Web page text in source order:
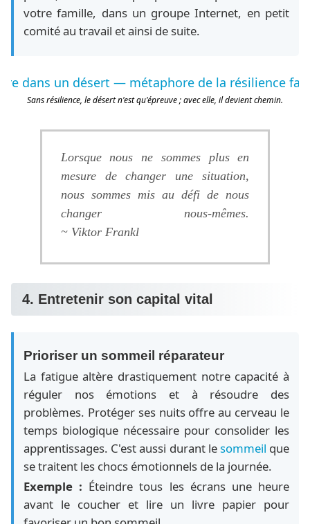
votre famille, dans un groupe Internet, en petit
comité au travail et ainsi de suite.
Sans résilience, le désert n'est qu'épreuve ; avec elle, il devient chemin.
Lorsque nous ne sommes plus en
mesure de changer une situation,
nous sommes mis au défi de nous
changer nous-mêmes.
~ Viktor Frankl
4. Entretenir son capital vital
Prioriser un sommeil réparateur
La fatigue altère drastiquement notre capacité à
réguler nos émotions et à résoudre des
problèmes. Protéger ses nuits offre au cerveau le
temps biologique nécessaire pour consolider les
apprentissages. C'est aussi durant lesommeil que
se traitent les chocs émotionnels de la journée.
Exemple : Éteindre tous les écrans une heure
avant le coucher et lire un livre papier pour